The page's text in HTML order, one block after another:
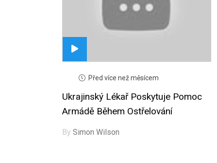
Před více než měsícem
Ukrajinský Lékař Poskytuje Pomoc
Armádě Během Ostřelování
By Simon Wilson